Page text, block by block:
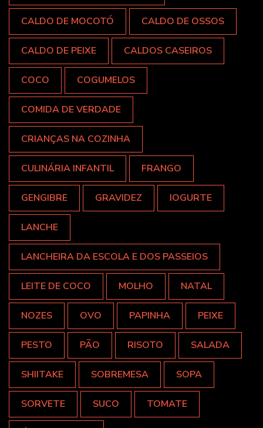
CALDO DE MOCOTÓ CALDO DE OSSOS
CALDO DE PEIXE CALDOS CASEIROS
COCO COGUMELOS
COMIDA DE VERDADE
CRIANÇAS NA COZINHA
CULINÁRIA INFANTIL FRANGO
GENGIBRE GRAVIDEZ IOGURTE
LANCHE
LANCHEIRA DA ESCOLA E DOS PASSEIOS
LEITE DE COCO MOLHO NATAL
NOZES OVO PAPINHA PEIXE
PESTO PÃO RISOTO SALADA
SHIITAKE SOBREMESA SOPA
SORVETE SUCO TOMATE